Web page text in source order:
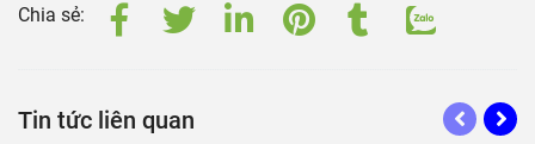
Chia sẻ:
Tin tức liên quan